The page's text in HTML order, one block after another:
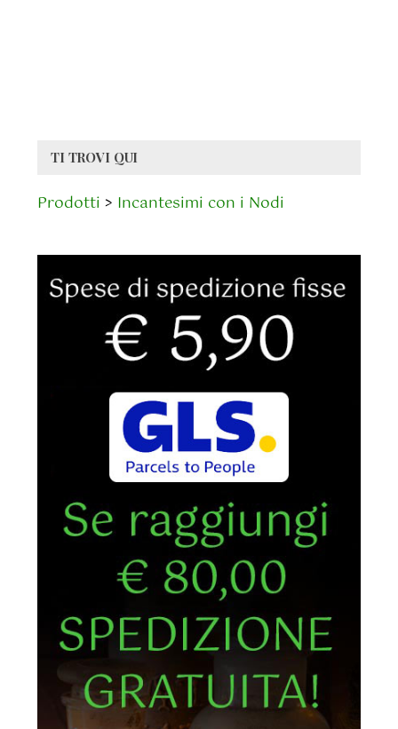
TI TROVI QUI
Prodotti > Incantesimi con i Nodi